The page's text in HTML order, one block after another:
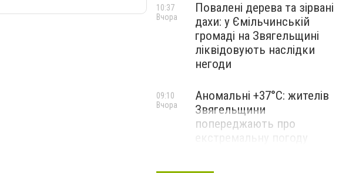
Повалені дерева та зірвані
дахи: у Ємільчинській
громаді на Звягельщині
ліквідовують наслідки
негоди
10:37
Вчора
Аномальні +37°C: жителів
Звягельщини
попереджають про
09:10
Вчора